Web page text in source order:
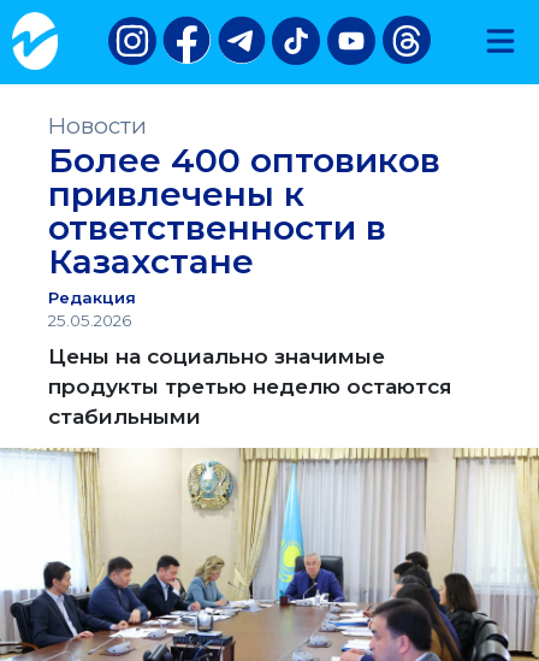
Новости
Более 400 оптовиков
привлечены к
ответственности в
Казахстане
Редакция
25.05.2026
Цены на социально значимые
продукты третью неделю остаются
стабильными